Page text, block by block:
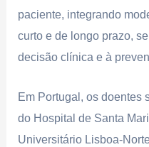
paciente, integrando
curto e de longo prazo,
decisão clínica e à
Em Portugal, os doentes
do Hospital de Santa
Universitário Lisboa-